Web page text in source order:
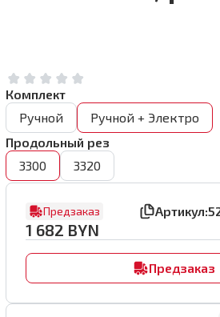
Комплект
Ручной
Ручной + Электро
Продольный рез
3300
3320
Предзаказ Артикул:
1 682 BYN
Предзаказ